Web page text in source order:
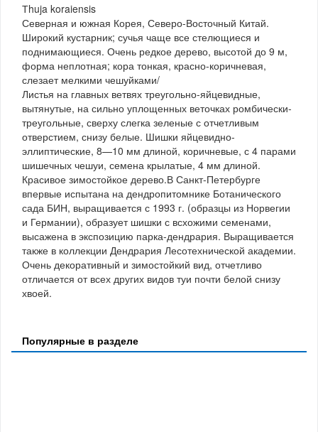
Тhuja koraiensis
Северная и южная Корея, Северо-Восточный Китай.
Широкий кустарник; сучья чаще все стелющиеся и
поднимающиеся. Очень редкое дерево, высотой до 9 м,
форма неплотная; кора тонкая, красно-коричневая,
слезает мелкими чешуйками/
Листья на главных ветвях треугольно-яйцевидные,
вытянутые, на сильно уплощенных веточках ромбически-
треугольные, сверху слегка зеленые с отчетливым
отверстием, снизу белые. Шишки яйцевидно-
эллиптические, 8—10 мм длиной, коричневые, с 4 парами
шишечных чешуи, семена крылатые, 4 мм длиной.
Красивое зимостойкое дерево.В Санкт-Петербурге
впервые испытана на дендропитомнике Ботанического
сада БИН, выращивается с 1993 г. (образцы из Норвегии
и Германии), образует шишки с всхожими семенами,
высажена в экспозицию парка-дендрария. Выращивается
также в коллекции Дендрария Лесотехнической академии.
Очень декоративный и зимостойкий вид, отчетливо
отличается от всех других видов туи почти белой снизу
хвоей.
Популярные в разделе